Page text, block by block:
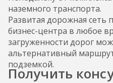
наземного транспорта.
Развитая дорожная сеть
бизнес-центра в любое
загруженности дорог
альтернативный
подземкой.
Получить